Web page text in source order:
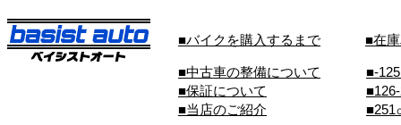
■バイクを購入するまで ■在
■中古車の整備について
■保証について
■当店のご紹介
■-
■251